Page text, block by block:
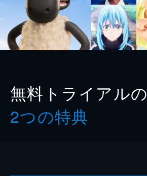
無料トライアルの
2つの特典